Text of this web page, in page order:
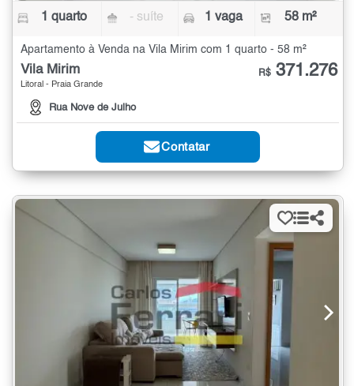
1 quarto - suíte 1 vaga 58 m²
Apartamento à Venda na Vila Mirim com 1 quarto - 58 m²
Vila Mirim
Litoral - Praia Grande
Rua Nove de Julho
R$ 371.276
Contatar